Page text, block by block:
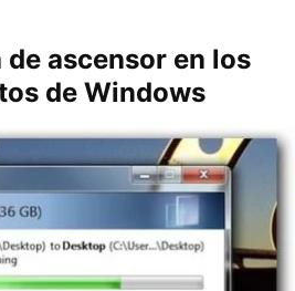
ascensor en los
de Windows